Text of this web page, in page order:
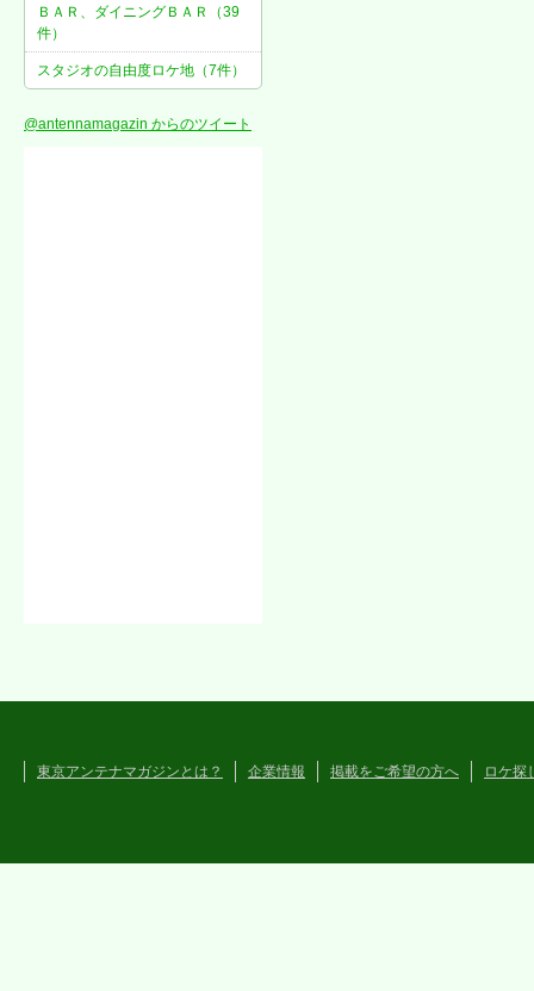
ＢＡＲ、ダイニングＢＡＲ（39
件）
スタジオの自由度ロケ地（7件）
@antennamagazin からのツイート
東京アンテナマガジンとは？ 企業情報 掲載をご希望の方へ ロケ探